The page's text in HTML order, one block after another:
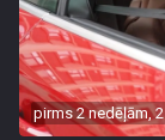
pirms 2 nedēļām,